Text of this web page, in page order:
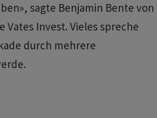
sagte Benjamin Bente von
Vates Invest. Vieles spreche
durch mehrere